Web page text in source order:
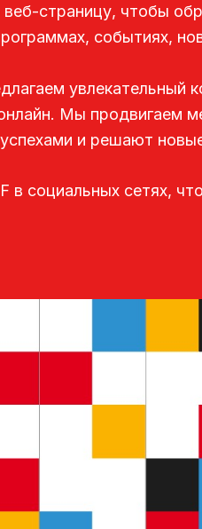
страницу, чтобы
событиях,
увлекательный
Мы продвигаем
и решают
социальных сетях,